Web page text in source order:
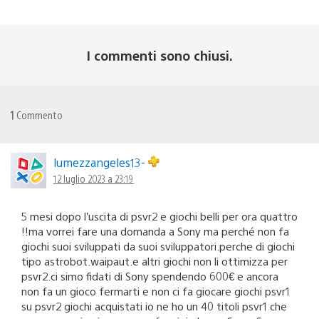
I commenti sono chiusi.
1 Commento
lumezzangeles13-
12 luglio 2023 a 23:19
5 mesi dopo l’uscita di psvr2 e giochi belli per ora quattro
!!ma vorrei fare una domanda a Sony ma perché non fa
giochi suoi sviluppati da suoi sviluppatori.perche di giochi
tipo astrobot.waipaut.e altri giochi non li ottimizza per
psvr2.ci simo fidati di Sony spendendo 600€ e ancora
non fa un gioco fermarti e non ci fa giocare giochi psvr1
su psvr2 giochi acquistati io ne ho un 40 titoli psvr1 che